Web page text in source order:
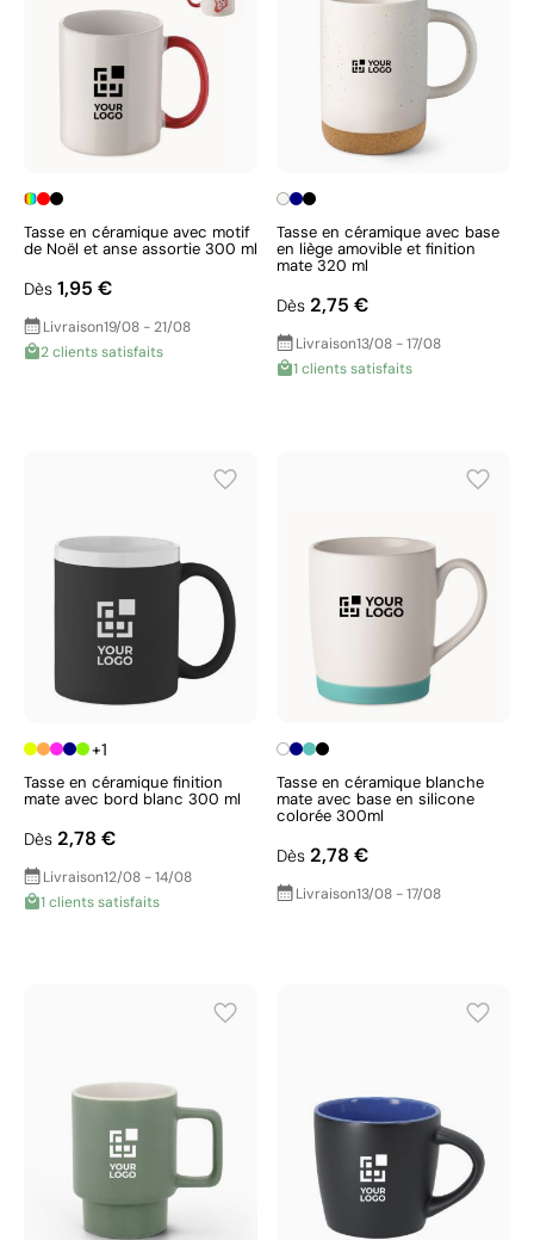
Tasse en céramique avec motif
de Noël et anse assortie 300 ml
Dès 1,95 €
Livraison19/08 - 21/08
2 clients satisfaits
Tasse en céramique avec base
en liège amovible et finition
mate 320 ml
Dès 2,75 €
Livraison13/08 - 17/08
1 clients satisfaits
+1
Tasse en céramique finition
mate avec bord blanc 300 ml
Dès 2,78 €
Livraison12/08 - 14/08
1 clients satisfaits
Tasse en céramique blanche
mate avec base en silicone
colorée 300ml
Dès 2,78 €
Livraison13/08 - 17/08